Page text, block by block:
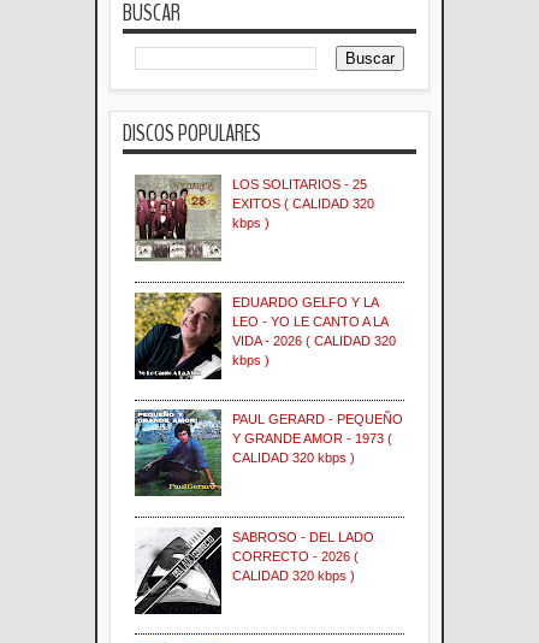
BUSCAR
DISCOS POPULARES
LOS SOLITARIOS - 25
EXITOS ( CALIDAD 320
kbps )
EDUARDO GELFO Y LA
LEO - YO LE CANTO A LA
VIDA - 2026 ( CALIDAD 320
kbps )
PAUL GERARD - PEQUEÑO
Y GRANDE AMOR - 1973 (
CALIDAD 320 kbps )
SABROSO - DEL LADO
CORRECTO - 2026 (
CALIDAD 320 kbps )